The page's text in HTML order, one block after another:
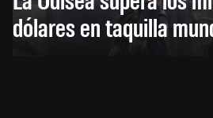
dólares en taquilla